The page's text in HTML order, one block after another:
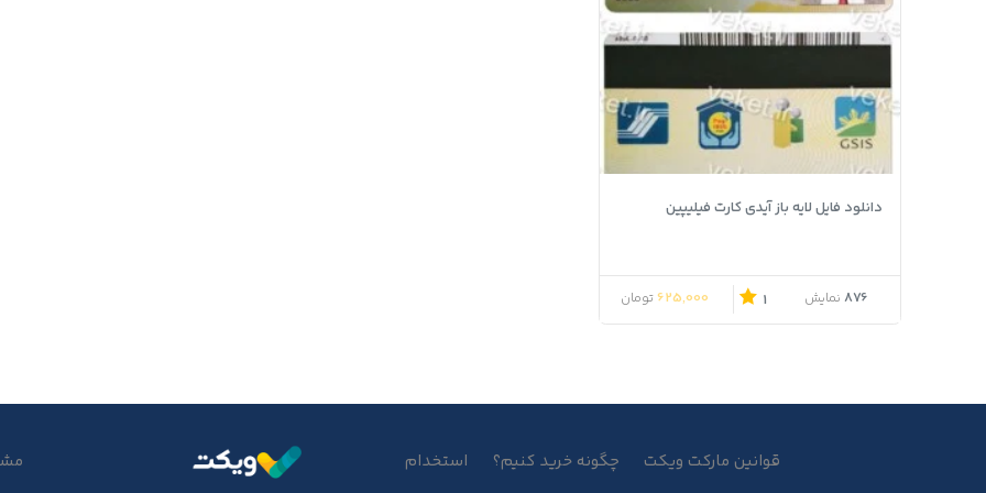
دانلود فایل لایه باز آیدی کارت فیلیپین
876 نمایش 1 قیمت اصلی 850,000 تومان بود.
625,000تومان
قوانین مارکت ویکت چگونه خرید کنیم؟ استخدام